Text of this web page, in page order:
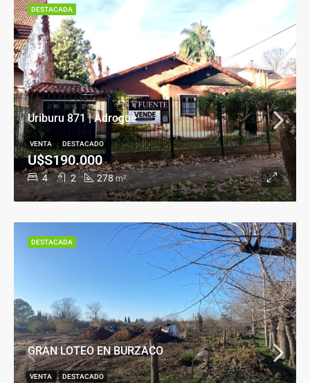
Uriburu 871 | Adrogué
4 2 278 m²
U$S190.000
VENTA DESTACADO
DESTACADA
GRAN LOTEO EN BURZACO
VENTA DESTACADO
DESTACADA